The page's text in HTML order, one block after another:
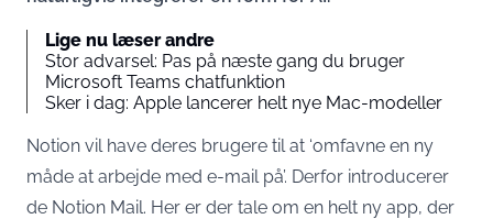
Lige nu læser andre
Stor advarsel: Pas på næste gang du bruger
Microsoft Teams chatfunktion
Sker i dag: Apple lancerer helt nye Mac-modeller
Notion vil have deres brugere til at ‘omfavne en ny
måde at arbejde med e-mail på’. Derfor introducerer
de Notion Mail. Her er der tale om en helt ny app, der